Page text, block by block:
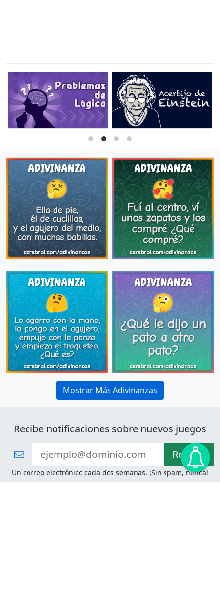
Mostrar Más Adivinanzas
Recibe notificaciones sobre nuevos juegos
Recibir!
Un correo electrónico cada dos semanas. ¡Sin spam, nunca!